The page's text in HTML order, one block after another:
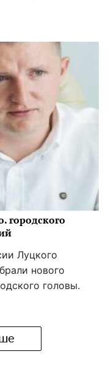
городского
Луцкого
нового
головы.